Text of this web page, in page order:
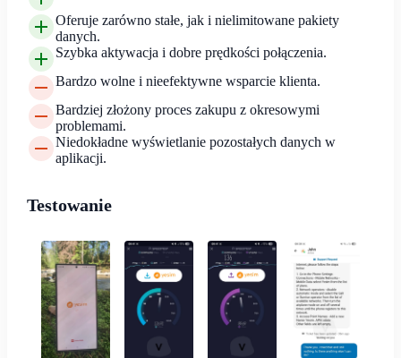
Oferuje zarówno stałe, jak i nielimitowane pakiety
danych.
Szybka aktywacja i dobre prędkości połączenia.
Bardzo wolne i nieefektywne wsparcie klienta.
Bardziej złożony proces zakupu z okresowymi
problemami.
Niedokładne wyświetlanie pozostałych danych w
aplikacji.
Testowanie